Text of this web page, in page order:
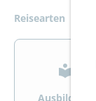
Reisearten
>
Ausbildung